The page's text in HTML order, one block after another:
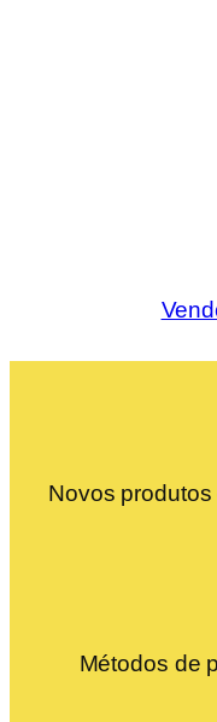
Novos
Métodos de